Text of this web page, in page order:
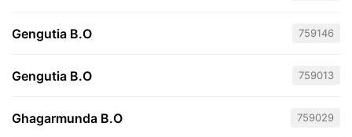
Gengutia B.O 759146
Gengutia B.O 759013
Ghagarmunda B.O 759029